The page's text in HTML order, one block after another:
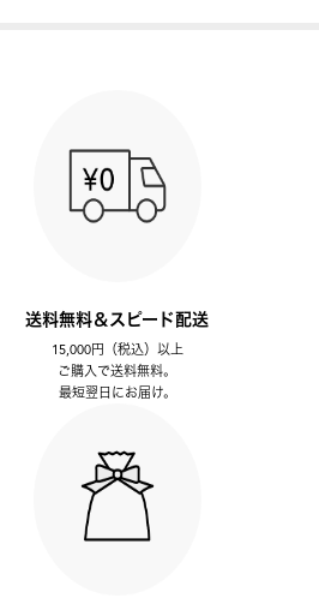
送料無料＆スピード配送
15,000円（税込）以上
ご購入で送料無料。
最短翌日にお届け。